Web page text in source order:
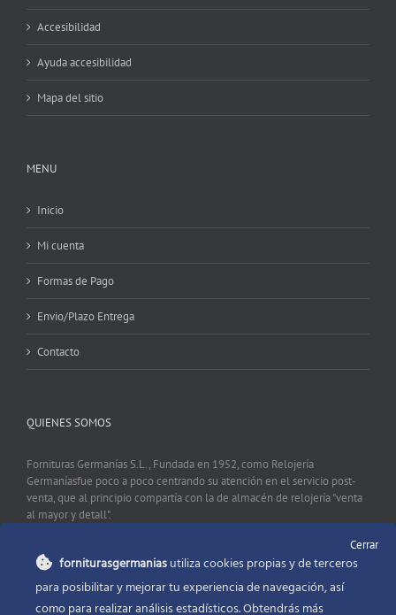
Accesibilidad
Ayuda accesibilidad
Mapa del sitio
MENU
Inicio
Mi cuenta
Formas de Pago
Envio/Plazo Entrega
Contacto
QUIENES SOMOS
Fornituras Germanías S.L., Fundada en 1952, como Relojería
Germaníasfue poco a poco centrando su atención en el servicio post-
venta, que al principio compartía con la de almacén de relojería "venta
al mayor y detall".
CONTACTO
Cerrar
forniturasgermaniasutiliza cookies propias y de terceros
para posibilitar y mejorar tu experiencia de navegación, así
como para realizar análisis estadísticos. Obtendrás más